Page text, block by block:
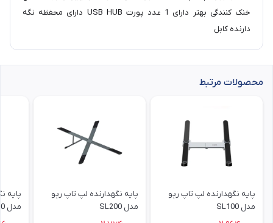
خنک کنندگی بهتر دارای 1 عدد پورت USB HUB دارای محفظه نگه
دارنده کابل
محصولات مرتبط
پایه نگهدارنده لپ تاپ رپو
مدل SL100
پایه نگهدارنده لپ تاپ رپو
مدل SL200
پایه
مدل SL500